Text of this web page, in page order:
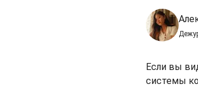
Если вы
системы